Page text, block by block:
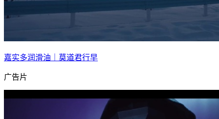
嘉实多润滑油｜莫道君行早
广告片